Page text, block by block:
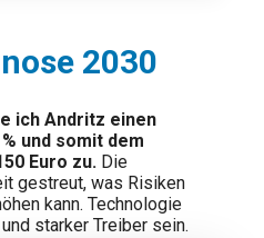
2030
ich Andritz einen
und somit dem
Euro zu. Die
gestreut, was Risiken
kann. Technologie
starker Treiber sein.